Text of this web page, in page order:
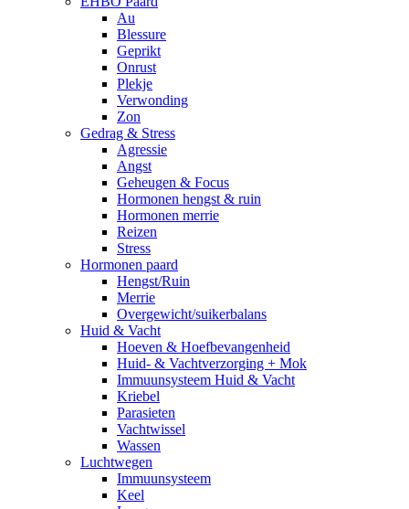
Au
Blessure
Geprikt
Onrust
Plekje
Verwonding
Zon
Gedrag & Stress
Agressie
Angst
Geheugen & Focus
Hormonen hengst & ruin
Hormonen merrie
Reizen
Stress
Hormonen paard
Hengst/Ruin
Merrie
Overgewicht/suikerbalans
Huid & Vacht
Hoeven & Hoefbevangenheid
Huid- & Vachtverzorging + Mok
Immuunsysteem Huid & Vacht
Kriebel
Parasieten
Vachtwissel
Wassen
Luchtwegen
Immuunsysteem
Keel